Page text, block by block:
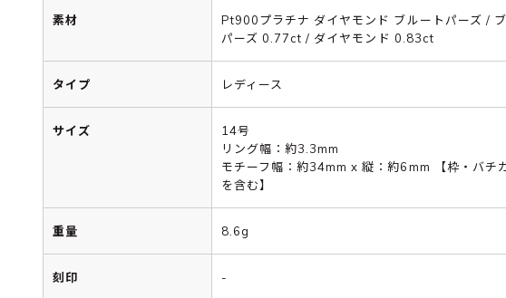
素材
Pt900プラチナ ダイヤモンド ブルートパーズ /
パーズ 0.77ct / ダイヤモンド 0.83ct
タイプ レディース
サイズ
14号
リング幅：約3.3mm
モチーフ幅：約34mm x 縦：約6mm 【枠・バチ
を含む】
重量 8.6g
刻印 -